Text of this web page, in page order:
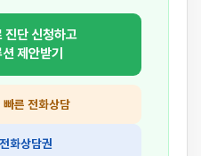
진단 신청하고
제안받기
빠른 전화상담
화상담권